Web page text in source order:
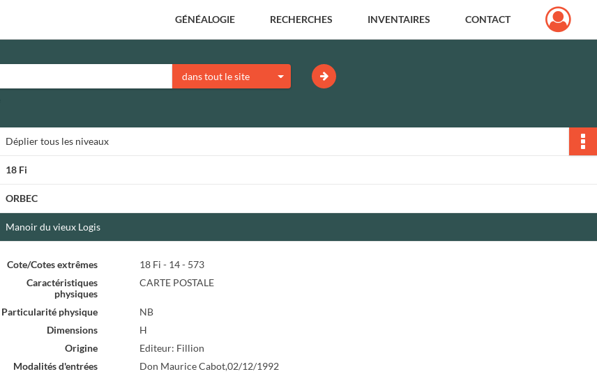
GÉNÉALOGIE RECHERCHES INVENTAIRES CONTACT
dans tout le site
Dépliertous les niveaux
18 Fi
ORBEC
Manoir du vieux Logis
Cote/Cotes extrêmes
18 Fi - 14 - 573
Caractéristiques
physiques
CARTE POSTALE
Particularité physique
NB
Dimensions
H
Origine
Editeur: Fillion
Modalités d'entrées
Don Maurice Cabot,02/12/1992